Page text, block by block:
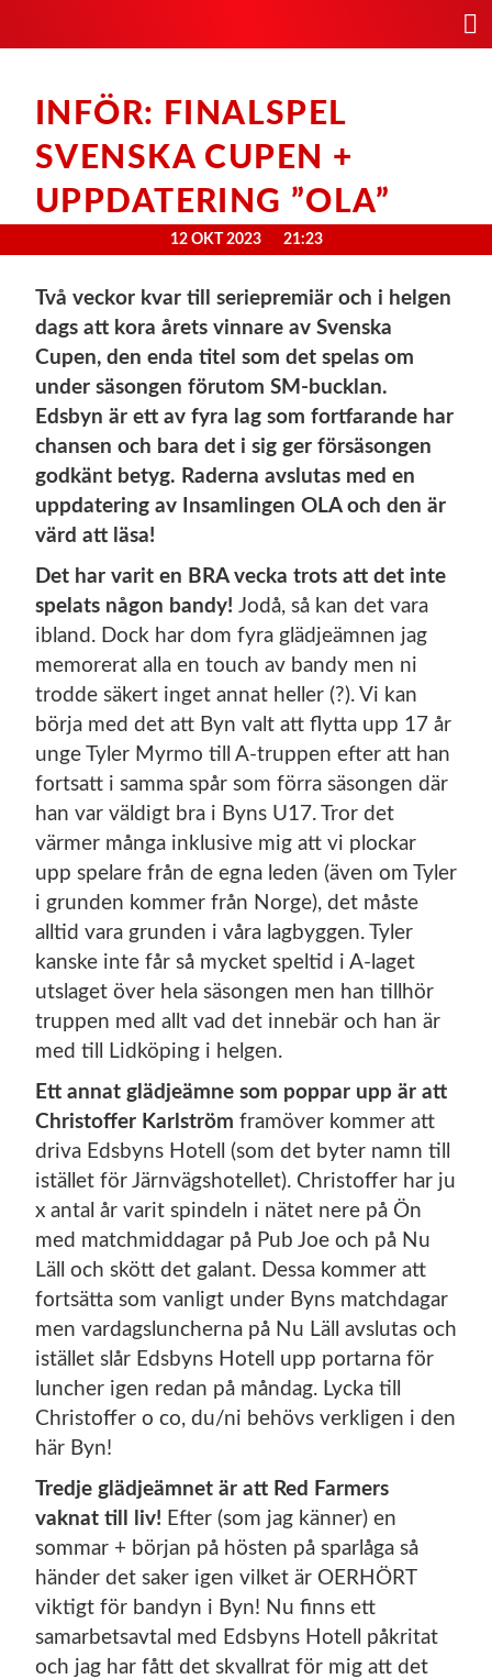
INFÖR: FINALSPEL
SVENSKA CUPEN +
UPPDATERING ”OLA”
12 OKT 2023 21:23
Två veckor kvar till seriepremiär och i helgen
dags att kora årets vinnare av Svenska
Cupen, den enda titel som det spelas om
under säsongen förutom SM-bucklan.
Edsbyn är ett av fyra lag som fortfarande har
chansen och bara det i sig ger försäsongen
godkänt betyg. Raderna avslutas med en
uppdatering av Insamlingen OLA och den är
värd att läsa!
Det har varit en BRA vecka trots att det inte
spelats någon bandy! Jodå, så kan det vara
ibland. Dock har dom fyra glädjeämnen jag
memorerat alla en touch av bandy men ni
trodde säkert inget annat heller (?). Vi kan
börja med det att Byn valt att flytta upp 17 år
unge Tyler Myrmo till A-truppen efter att han
fortsatt i samma spår som förra säsongen där
han var väldigt bra i Byns U17. Tror det
värmer många inklusive mig att vi plockar
upp spelare från de egna leden (även om Tyler
i grunden kommer från Norge), det måste
alltid vara grunden i våra lagbyggen. Tyler
kanske inte får så mycket speltid i A-laget
utslaget över hela säsongen men han tillhör
truppen med allt vad det innebär och han är
med till Lidköping i helgen.
Ett annat glädjeämne som poppar upp är att
Christoffer Karlström framöver kommer att
driva Edsbyns Hotell (som det byter namn till
istället för Järnvägshotellet). Christoffer har ju
x antal år varit spindeln i nätet nere på Ön
med matchmiddagar på Pub Joe och på Nu
Läll och skött det galant. Dessa kommer att
fortsätta som vanligt under Byns matchdagar
men vardagsluncherna på Nu Läll avslutas och
istället slår Edsbyns Hotell upp portarna för
luncher igen redan på måndag. Lycka till
Christoffer o co, du/ni behövs verkligen i den
här Byn!
Tredje glädjeämnet är att Red Farmers
vaknat till liv! Efter (som jag känner) en
sommar + början på hösten på sparlåga så
händer det saker igen vilket är OERHÖRT
viktigt för bandyn i Byn! Nu finns ett
samarbetsavtal med Edsbyns Hotell påkritat
och jag har fått det skvallrat för mig att det